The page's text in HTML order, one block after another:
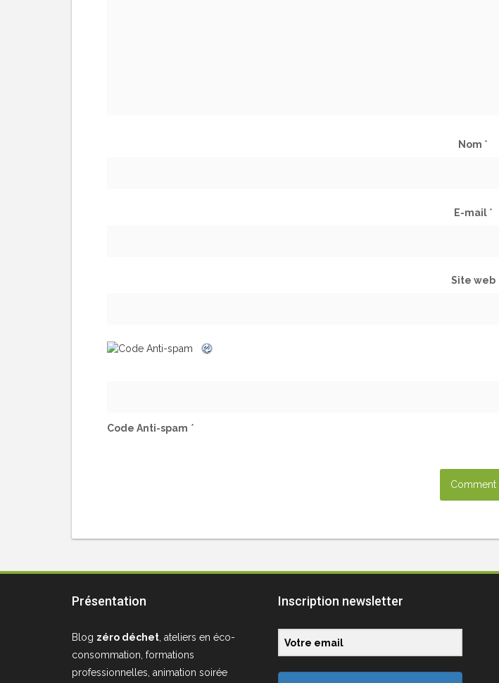
Nom *
E-mail *
Site web
Code Anti-spam *
Présentation
Blog zéro déchet, ateliers en éco-
consommation, formations
professionnelles, animation soirée
Inscription newsletter